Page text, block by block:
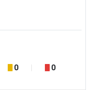
0 0